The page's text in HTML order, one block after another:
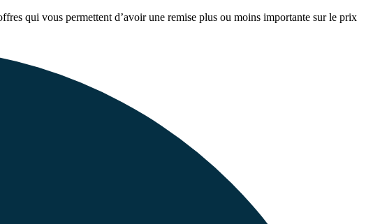
qui vous permettent d’avoir une remise plus ou moins importante sur le prix